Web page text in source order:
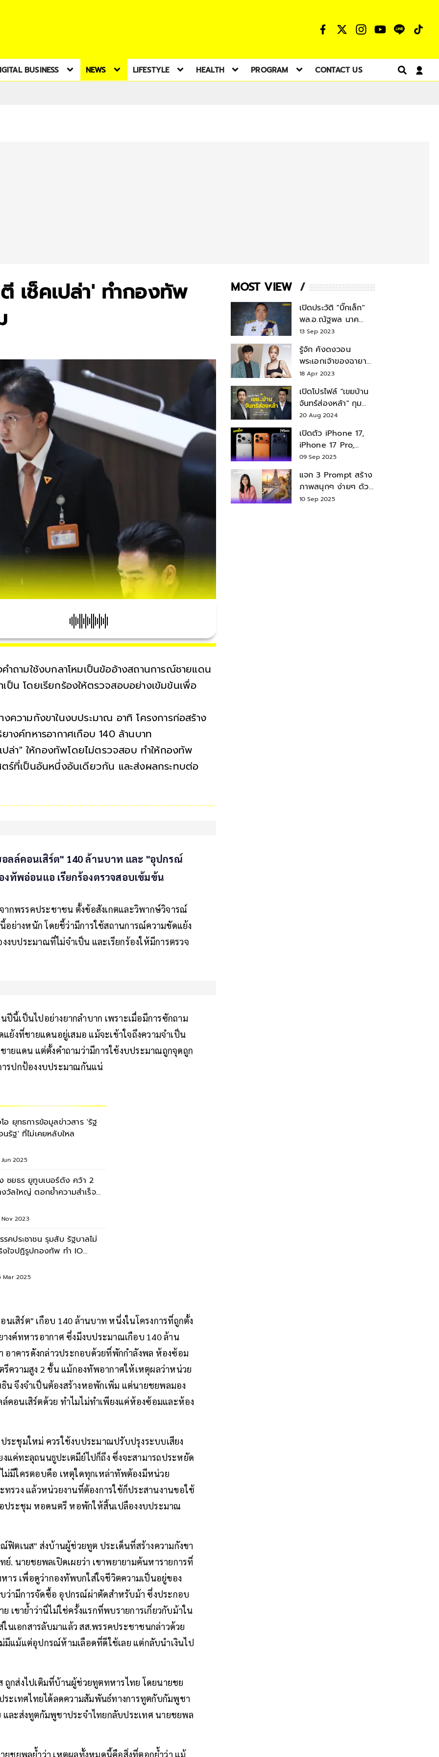
BUSINESS NEWS LIFESTYLE HEALTH PROGRAM CONTACT US
เช็คเปล่า' ทำกองทัพ
ถามใช้งบกลาโหมเป็นข้ออ้างสถานการณ์ชายแดน
ป็น โดยเรียกร้องให้ตรวจสอบอย่างเข้มข้นเพื่อ
งความกังขาในงบประมาณ อาทิ โครงการก่อสร้าง
งค์ทหารอากาศเกือบ 140 ล้านบาท
ปล่า" ให้กองทัพโดยไม่ตรวจสอบ ทำให้กองทัพ
ร์ที่เป็นอันหนึ่งอันเดียวกัน และส่งผลกระทบต่อ
ล์คอนเสิร์ต" 140 ล้านบาท และ "อุปกรณ์
ทัพอ่อนแอ เรียกร้องตรวจสอบเข้มข้น
กพรรคประชาชน ตั้งข้อสังเกตและวิพากษ์วิจารณ์
ย่างหนัก โดยชี้ว่ามีการใช้สถานการณ์ความขัดแย้ง
บประมาณที่ไม่จำเป็น และเรียกร้องให้มีการตรวจ
นี้เป็นไปอย่างยากลำบาก เพราะเมื่อมีการซักถาม
ย้งที่ชายแดนอยู่เสมอ แม้จะเข้าใจถึงความจำเป็น
แดน แต่ตั้งคำถามว่ามีการใช้งบประมาณถูกจุดถูก
ารปกป้องงบประมาณกันแน่
โอ ยุทธการข้อมูลข่าวสาร 'รัฐ
นรัฐ' ที่ไม่เคยหลับใหล
Jun 2025
ชยธร ยูทูบเบอร์ดัง คว้า 2
งวัลใหญ่ ตอกย้ำความสำเร็จ
Nov 2023
รคประชาชน รุมสับ รัฐบาลไม่
งใจปฏิรูปกองทัพ ทำ IO
Mar 2025
นเสิร์ต" เกือบ 140 ล้านบาท หนึ่งในโครงการที่ถูกตั้ง
งค์ทหารอากาศ ซึ่งมีงบประมาณเกือบ 140 ล้าน
าคารดังกล่าวประกอบด้วยที่พักกำลังพล ห้องซ้อม
ความสูง 2 ชั้น แม้กองทัพอากาศให้เหตุผลว่าหน่วย
จึงจำเป็นต้องสร้างหอพักเพิ่ม แต่นายชยพลมอง
คอนเสิร์ตด้วย ทำไมไม่ทำเพียงแค่ห้องซ้อมและห้อง
ะชุมใหม่ ควรใช้งบประมาณปรับปรุงระบบเสียง
ค่ทะลุถนนธูปะเตมีย์ไปก็ถึง ซึ่งจะสามารถประหยัด
ม่มีใครตอบคือ เหตุใดทุกเหล่าทัพต้องมีหน่วย
รวง แล้วหน่วยงานที่ต้องการใช้ก็ประสานงานขอใช้
ประชุม หอดนตรี หอพักให้สิ้นเปลืองงบประมาณ
ตเนส" ส่งบ้านผู้ช่วยทูต ประเด็นที่สร้างความกังขา
. นายชยพลเปิดเผยว่า เขาพยายามค้นหารายการที่
ร เพื่อดูว่ากองทัพบกใส่ใจชีวิตความเป็นอยู่ของ
ว่ามีการจัดซื้อ อุปกรณ์ผ่าตัดสำหรับม้า ซึ่งประกอบ
เขาย้ำว่านี่ไม่ใช่ครั้งแรกที่พบรายการเกี่ยวกับม้าใน
นเอกสารลับมาแล้ว สส.พรรคประชาชนกล่าวด้วย
แม้แต่อุปกรณ์ห้ามเลือดที่ดีใช้เลย แต่กลับนำเงินไป
กส่งไปเติมที่บ้านผู้ช่วยทูตทหารไทย โดยนายชย
ระเทศไทยได้ลดความสัมพันธ์ทางการทูตกับกัมพูชา
ละส่งทูตกัมพูชาประจำไทยกลับประเทศ นายชยพล
ชยพลย้ำว่า เหตุผลทั้งหมดนี้คือสิ่งที่ตอกย้ำว่า แม้
MOST VIEW
เปิดประวัติ "บิ๊กเล็ก"
พล.อ.ณัฐพล นาค
พาณิชย์ จากเลขาฯ
สมช.-เลขาฯ
รมว.กลาโหม
13 Sep 2023
รู้จัก คังดงวอน
พระเอกเจ้าของฉายา
สมบัติแห่งชาติ หลังมี
18 Apr 2023
เปิดโปรไฟล์ "เขยบ้าน
จันทร์ส่องหล้า" กุม
บังเหียนธุรกิจตระกูล
"ชินวัตร"
20 Aug 2024
เปิดตัว iPhone 17,
iPhone 17 Pro,
iPhone 17 Air สเปค
09 Sep 2025
แจก 3 Prompt สร้าง
ภาพสนุกๆ ง่ายๆ ด้วย
Nano Banana ใน
10 Sep 2025